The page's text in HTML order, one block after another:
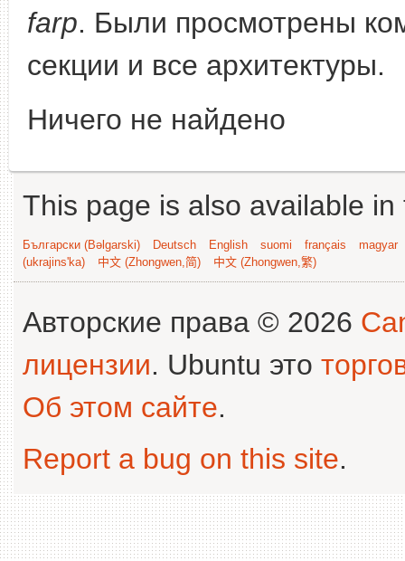
farp. Были просмотрены
секции и все архитектуры.
Ничего не найдено
This page is also available
Български (Bəlgarski) Deutsch English suomi français
magyar
(ukrajins'ka)
中文 (Zhongwen,简) 中文 (Zhongwen,繁)
Авторские права © 2026
лицензии. Ubuntu это
Об этом сайте.
Report a bug on this site.